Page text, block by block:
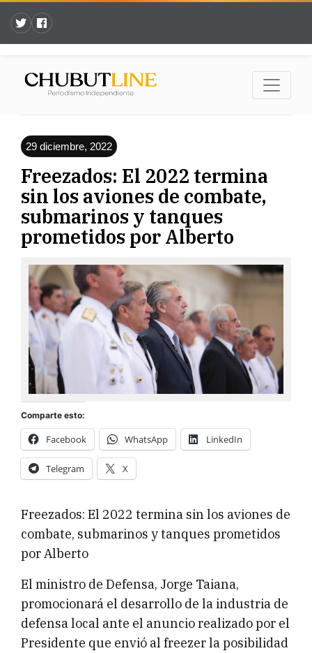
29 diciembre, 2022
Freezados: El 2022 termina
sin los aviones de combate,
submarinos y tanques
prometidos por Alberto
Comparte esto:
Facebook WhatsApp LinkedIn
Telegram X
Freezados: El 2022 termina sin los aviones de
combate, submarinos y tanques prometidos
por Alberto
El ministro de Defensa, Jorge Taiana,
promocionará el desarrollo de la industria de
defensa local ante el anuncio realizado por el
Presidente que envió al freezer la posibilidad